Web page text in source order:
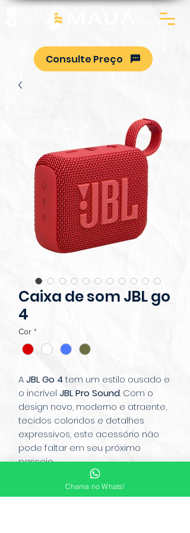
Consulte Preço
Caixa de som JBL go
4
Cor *
AJBL Go 4tem um estilo ousado e
o incrível JBL Pro Sound. Com o
design novo, moderno e atraente,
tecidos coloridos e detalhes
expressivos, este acessório não
pode faltar em seu próximo
passeio.
Suas músicas vão arrasar com o
JBL Pro Sound. Com design
Chama no Whats!